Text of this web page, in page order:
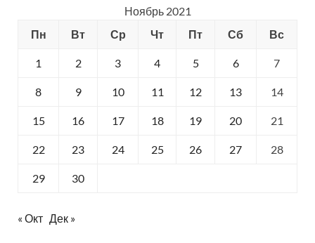
Ноябрь 2021
Пн
Вт Ср Чт Пт Сб Вс
1 2 3 4 5 6 7
8 9 10 11 12 13 14
15 16 17 18 19 20 21
22 23 24 25 26 27 28
29 30
« Окт Дек »